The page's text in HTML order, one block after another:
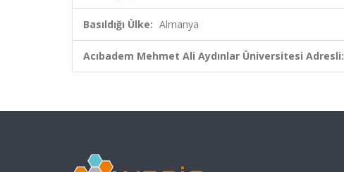
Basıldığı Ülke: Almanya
Acıbadem Mehmet Ali Aydınlar Üniversitesi Adresli: